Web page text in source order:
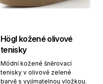
Högl kožené olivové
tenisky
Módní kožené šněrovací
tenisky v olivově zelené
barvě s vyjímatelnou vložkou.